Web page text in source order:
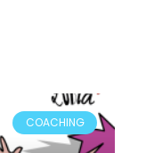
COACHING